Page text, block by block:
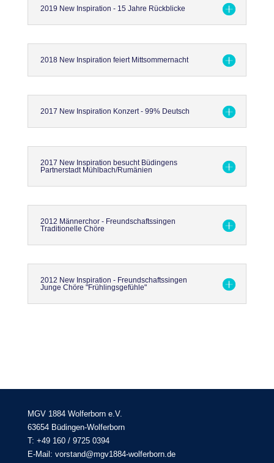
2019 New Inspiration - 15 Jahre Rückblicke
2018 New Inspiration feiert Mittsommernacht
2017 New Inspiration Konzert - 99% Deutsch
2017 New Inspiration besucht Büdingens
Partnerstadt Mühlbach/Rumänien
2012 Männerchor - Freundschaftssingen
Traditionelle Chöre
2012 New Inspiration - Freundschaftssingen
Junge Chöre "Frühlingsgefühle"
MGV 1884 Wolferborn e.V.
63654 Büdingen-Wolferborn
T: +49 160 / 9725 0394
E-Mail: vorstand@mgv1884-wolferborn.de